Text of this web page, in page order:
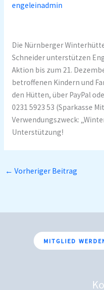
engeleinadmin
Die Nürnberger
Schneider unterstützen
Aktion bis zum 21.
betroffenen Kindern und
den Hütten, über PayPal
0231 5923 53 (Sparkasse
Verwendungszweck:
Unterstützung!
← Vorheriger Beitrag
MITGLIED